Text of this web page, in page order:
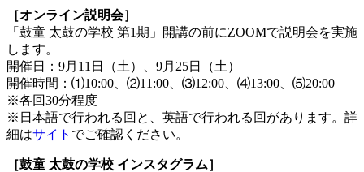
［オンライン説明会］
「鼓童 太鼓の学校 第1期」開講の前にZOOMで説明会を実施
します。
開催日：9月11日（土）、9月25日（土）
開催時間：⑴10:00、⑵11:00、⑶12:00、⑷13:00、⑸20:00
※各回30分程度
※日本語で行われる回と、英語で行われる回があります。詳
細はサイト でご確認ください。
［鼓童 太鼓の学校 インスタグラム］